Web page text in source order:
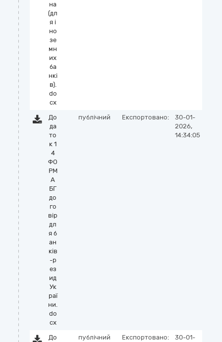
на
(дл
я і
но
зе
мн
их
ба
нкі
в).
do
cx
До
да
то
к 1
4
ФО
РМ
А
БГ
до
го
вір
дл
я б
ан
ків
-р
ез
ид
Ук
раї
ни.
do
cx
публічний Експортовано:
30-01-
2026,
14:34:05
До
публічний Експортовано:
30-01-